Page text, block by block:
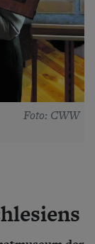
Foto: CWW